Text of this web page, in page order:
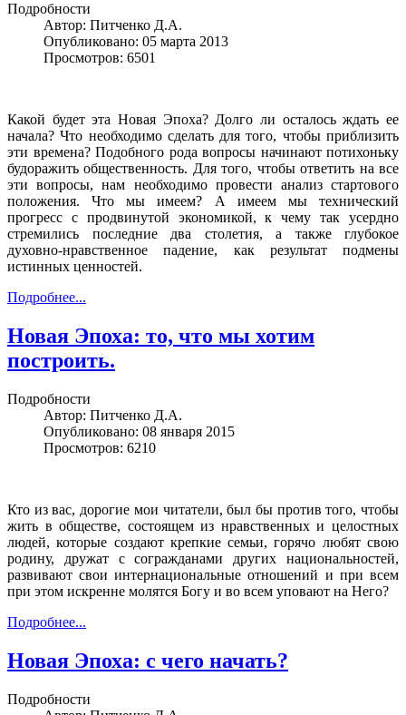
Подробности
Автор: Питченко Д.А.
Опубликовано: 05 марта 2013
Просмотров: 6501
Какой будет эта Новая Эпоха? Долго ли осталось ждать ее
начала? Что необходимо сделать для того, чтобы приблизить
эти времена? Подобного рода вопросы начинают потихоньку
будоражить общественность. Для того, чтобы ответить на все
эти вопросы, нам необходимо провести анализ стартового
положения. Что мы имеем? А имеем мы технический
прогресс с продвинутой экономикой, к чему так усердно
стремились последние два столетия, а также глубокое
духовно-нравственное падение, как результат подмены
истинных ценностей.
Подробнее...
Новая Эпоха: то, что мы хотим
построить.
Подробности
Автор: Питченко Д.А.
Опубликовано: 08 января 2015
Просмотров: 6210
Кто из вас, дорогие мои читатели, был бы против того, чтобы
жить в обществе, состоящем из нравственных и целостных
людей, которые создают крепкие семьи, горячо любят свою
родину, дружат с согражданами других национальностей,
развивают свои интернациональные отношений и при всем
при этом искренне молятся Богу и во всем уповают на Него?
Подробнее...
Новая Эпоха: с чего начать?
Подробности